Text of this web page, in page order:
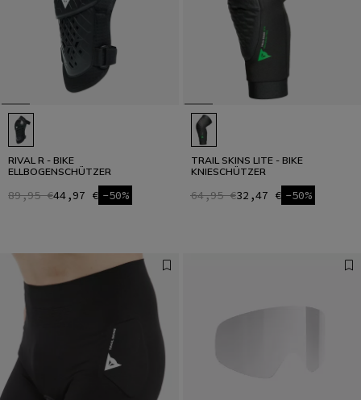
RIVAL R - BIKE
ELLBOGENSCHÜTZER
89,95 €44,97 € -50%
TRAIL SKINS LITE - BIKE
KNIESCHÜTZER
64,95 €32,47 € -50%